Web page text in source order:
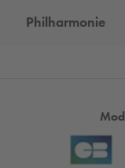
Philharmonie